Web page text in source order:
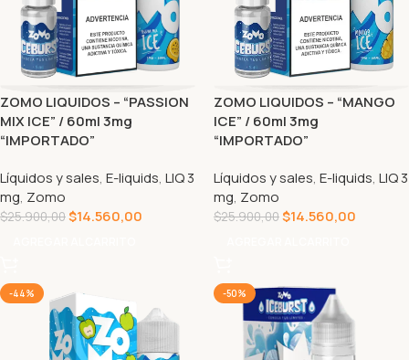
ZOMO LIQUIDOS – “PASSION
MIX ICE” / 60ml 3mg
“IMPORTADO”
Líquidos y sales, E-liquids, LIQ 3
mg, Zomo
$25.900,00$14.560,00
ZOMO LIQUIDOS – “MANGO
ICE” / 60ml 3mg
“IMPORTADO”
Líquidos y sales, E-liquids, LIQ 3
mg, Zomo
$25.900,00$14.560,00
-44% -50%